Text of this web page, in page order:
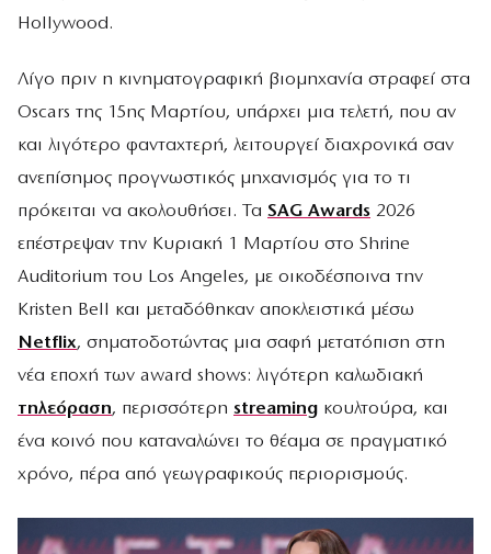
Hollywood.
Λίγο πριν η κινηματογραφική βιομηχανία στραφεί στα
Oscars της 15ης Μαρτίου, υπάρχει μια τελετή, που αν
και λιγότερο φανταχτερή, λειτουργεί διαχρονικά σαν
ανεπίσημος προγνωστικός μηχανισμός για το τι
πρόκειται να ακολουθήσει. Τα SAG Awards 2026
επέστρεψαν την Κυριακή 1 Μαρτίου στο Shrine
Auditorium του Los Angeles, με οικοδέσποινα την
Kristen Bell και μεταδόθηκαν αποκλειστικά μέσω
Netflix, σηματοδοτώντας μια σαφή μετατόπιση στη
νέα εποχή των award shows: λιγότερη καλωδιακή
τηλεόραση, περισσότερη streaming κουλτούρα, και
ένα κοινό που καταναλώνει το θέαμα σε πραγματικό
χρόνο, πέρα από γεωγραφικούς περιορισμούς.